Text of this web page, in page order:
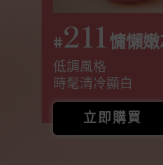
#211 慵懶
低調風格
時髦清冷顯白
立即購買